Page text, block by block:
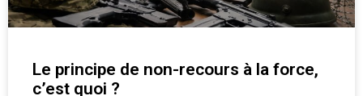
Le principe de non-recours à la force,
c’est quoi ?